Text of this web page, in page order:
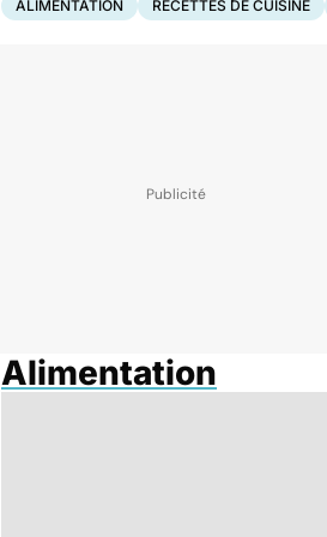
ALIMENTATION RECETTES DE CUISINE
Alimentation